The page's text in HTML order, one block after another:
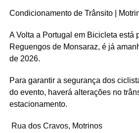
padroeiros.
Facebook
Mastodon
EmailShare
Condicionamento de Trânsito |
​A Volta a Portugal em Bicicleta está
Reguengos de Monsaraz, é já
de 2026.
​Para garantir a segurança dos
do evento, haverá alterações no
estacionamento.
​ Rua dos Cravos, Motrinos